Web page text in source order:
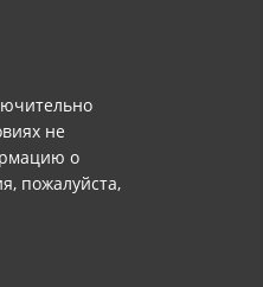
не
о
пожалуйста,